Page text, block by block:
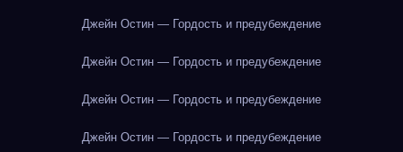
Джейн Остин — Гордость и предубеждение
Джейн Остин — Гордость и предубеждение
Джейн Остин — Гордость и предубеждение
Джейн Остин — Гордость и предубеждение